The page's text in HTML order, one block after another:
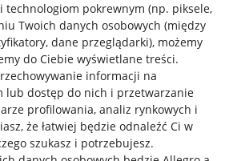
technologiom pokrewnym (np. piksele,
Twoich danych osobowych (między
dane przeglądarki), możemy
do Ciebie wyświetlane treści.
informacji na
lub dostęp do nich i przetwarzanie
profilowania, analiz rynkowych i
że łatwiej będzie odnaleźć Ci w
szukasz i potrzebujesz.